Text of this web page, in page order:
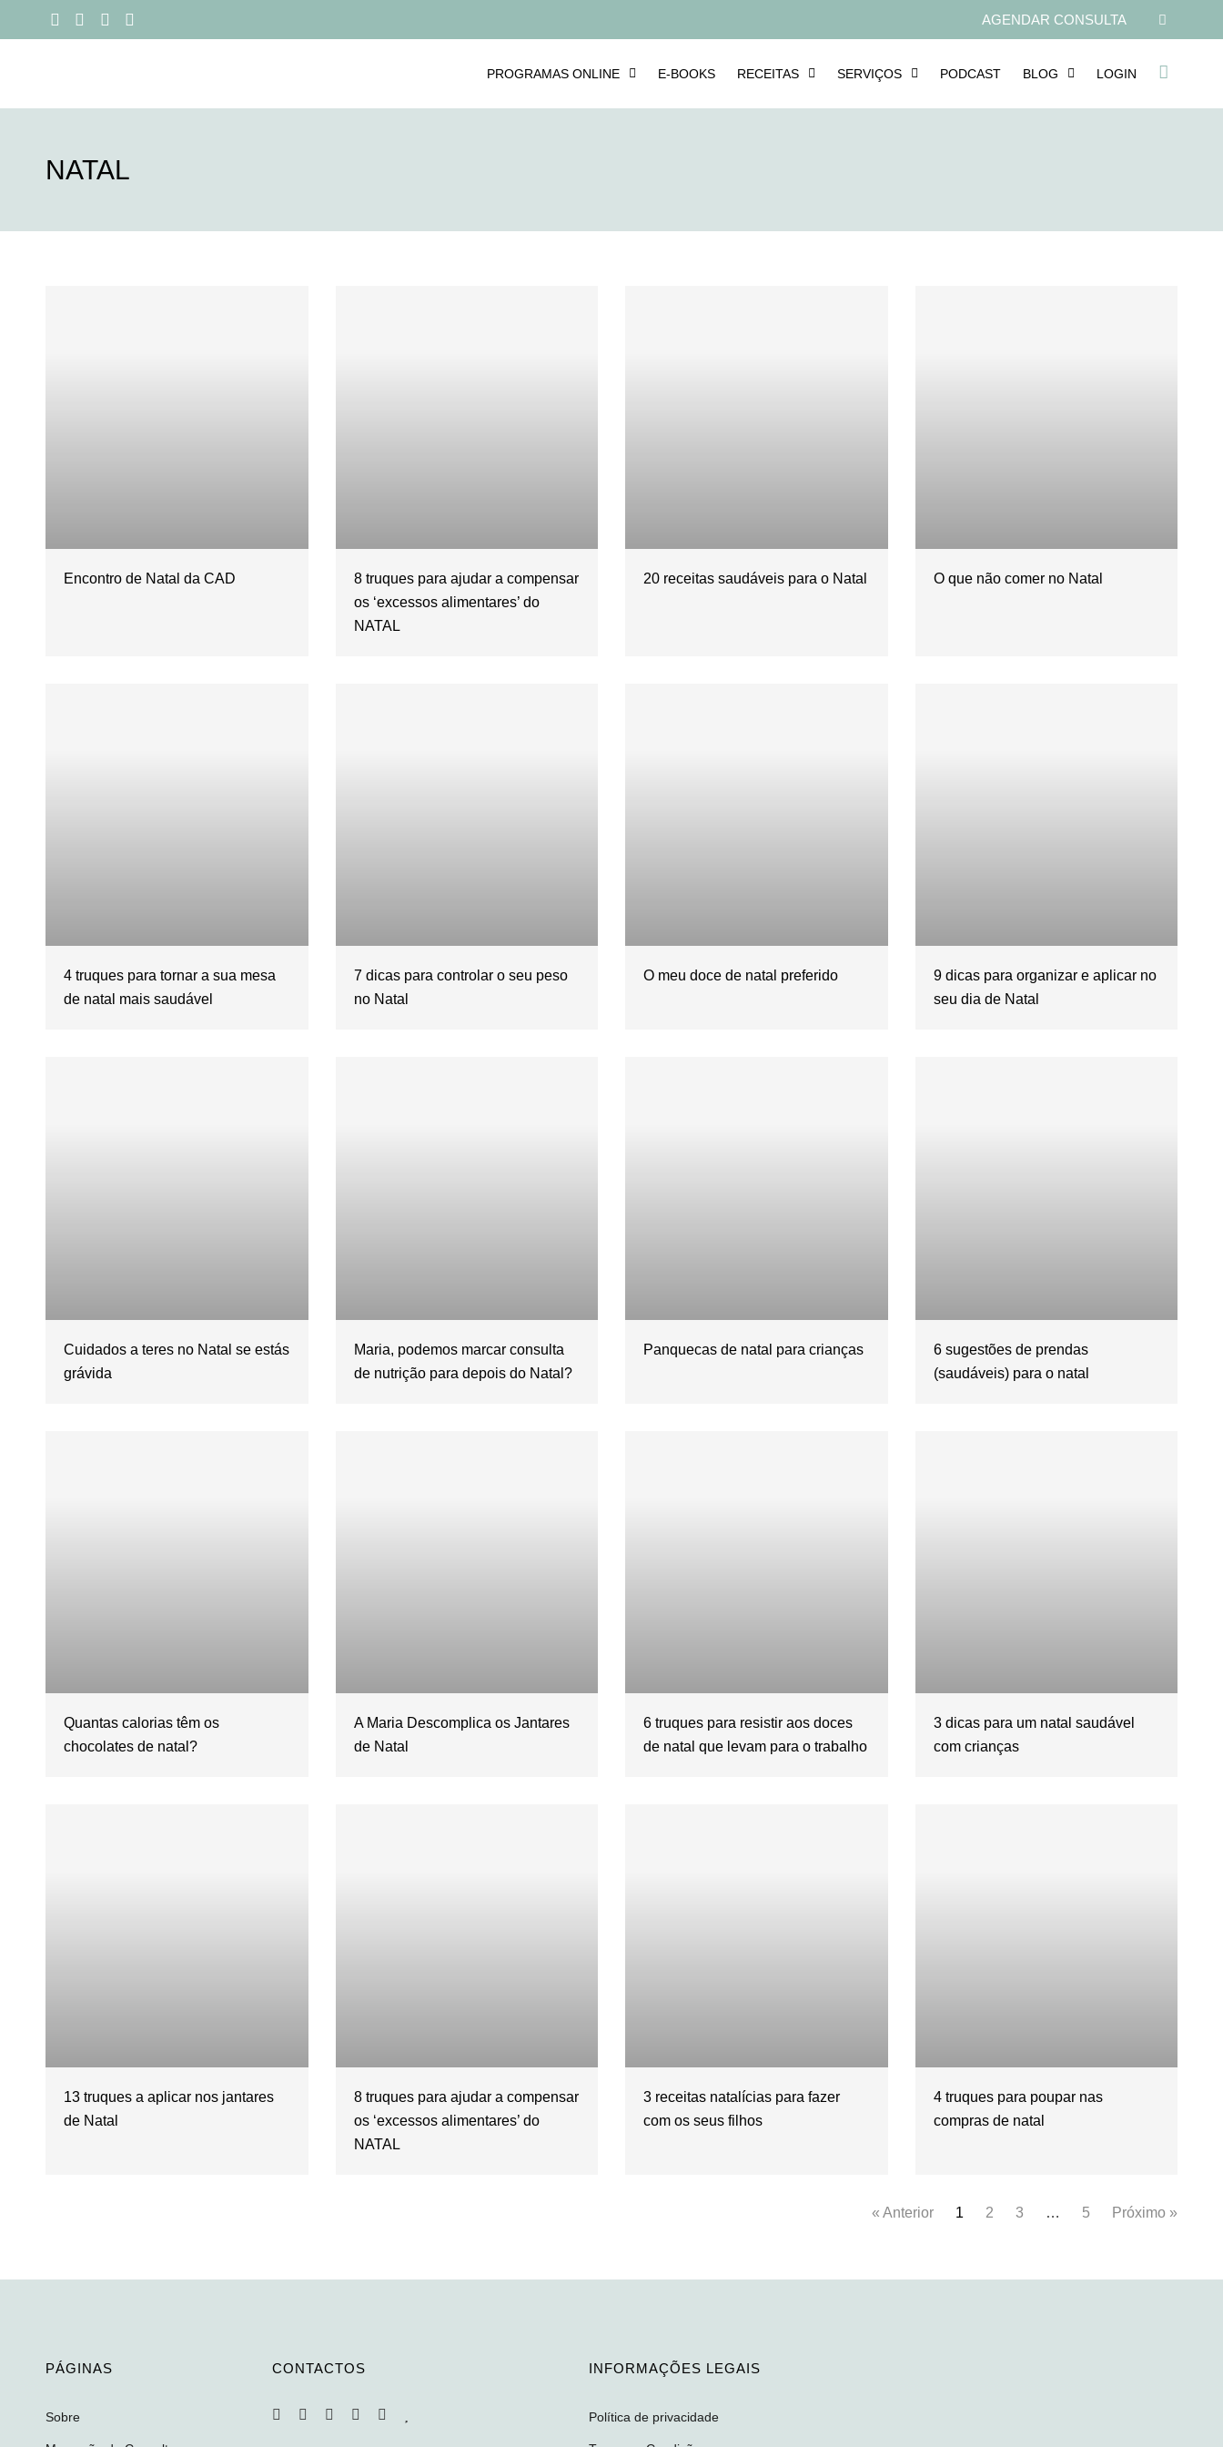
AGENDAR CONSULTA
PROGRAMAS ONLINE E-BOOKS RECEITAS SERVIÇOS PODCAST BLOG LOGIN
NATAL
Encontro de Natal da CAD
8 truques para ajudar a compensar
os ‘excessos alimentares’ do
NATAL
20 receitas saudáveis para o Natal O que não comer no Natal
4 truques para tornar a sua mesa
de natal mais saudável
7 dicas para controlar o seu peso
no Natal
O meu doce de natal preferido
9 dicas para organizar e aplicar no
seu dia de Natal
Cuidados a teres no Natal se estás
grávida
Maria, podemos marcar consulta
de nutrição para depois do Natal?
Panquecas de natal para crianças
6 sugestões de prendas
(saudáveis) para o natal
Quantas calorias têm os
chocolates de natal?
A Maria Descomplica os Jantares
de Natal
6 truques para resistir aos doces
de natal que levam para o trabalho
3 dicas para um natal saudável
com crianças
13 truques a aplicar nos jantares
de Natal
8 truques para ajudar a compensar
os ‘excessos alimentares’ do
NATAL
3 receitas natalícias para fazer
com os seus filhos
4 truques para poupar nas
compras de natal
« Anterior 1 2 3 … 5 Próximo »
PÁGINAS
Sobre
CONTACTOS INFORMAÇÕES LEGAIS
Política de privacidade